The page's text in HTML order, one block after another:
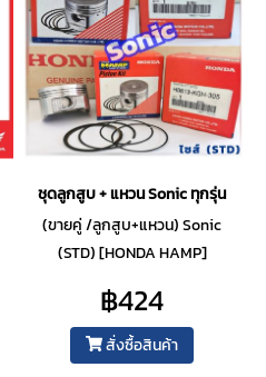
ชุดลูกสูบ + แหวน Sonic ทุกรุ่น
(ขายคู่ /ลูกสูบ+แหวน) Sonic
(STD) [HONDA HAMP]
฿424
สั่งซื้อสินค้า